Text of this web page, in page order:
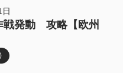
戦発動 攻略【欧州